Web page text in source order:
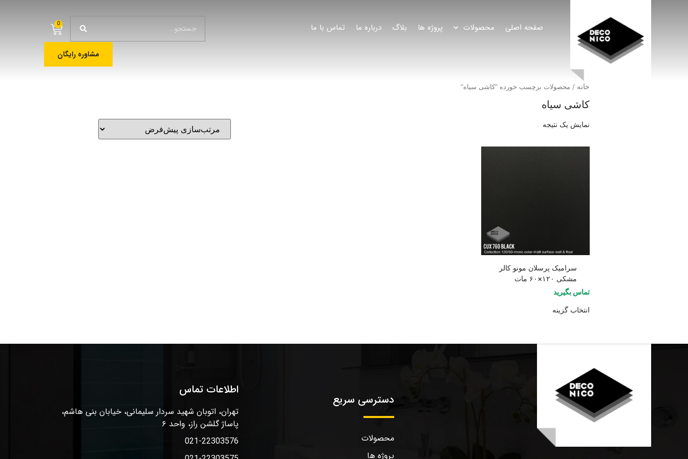
صفحه اصلی محصولات پروژه ها بلاگ درباره ما تماس با ما 0
مشاوره رایگان
خانه / محصولات برچسب خورده “کاشی سیاه”
کاشی سیاه
نمایش یک نتیجه
سرامیک پرسلان مونو کالر
مشکی ۱۲۰×۶۰ مات
تماس بگیرید
انتخاب گزینه
دسترسی سریع
محصولات
پروژه ها
اطلاعات تماس
تهران، اتوبان شهید سردار سلیمانی، خیابان بنی هاشم،
پاساژ گلشن راز، واحد ۶
021-22303576